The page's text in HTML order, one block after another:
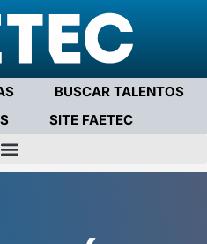
BUSCAR TALENTOS
SITE FAETEC